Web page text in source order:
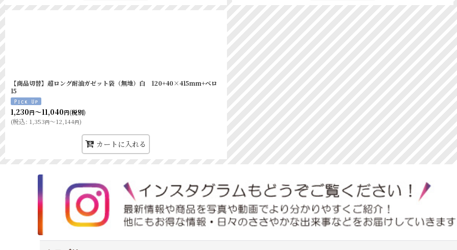
【商品切替】超ロング耐油ガゼット袋（無地）白 120+40×415mm+ベロ
15
1,230円～11,040円(税別)
(税込: 1,353円～12,144円)
カートに入れる